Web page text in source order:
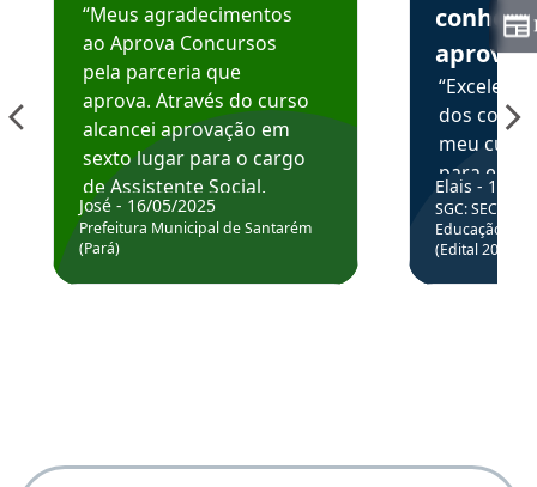
“Meus agradecimentos
ao Aprova Concursos
pela parceria que
aprova. Através do curso
alcancei aprovação em
sexto lugar para o cargo
de Assistente Social.
Hoje estou atuando na
Prefeitura de Santarém.
José - 16/05/2025
Prefeitura Municipal de Santarém
(Pará)
aprova
dos
meu
para
colocar
através
de
Elais - 15/
SGC: SEC BA
Educação
(Edital